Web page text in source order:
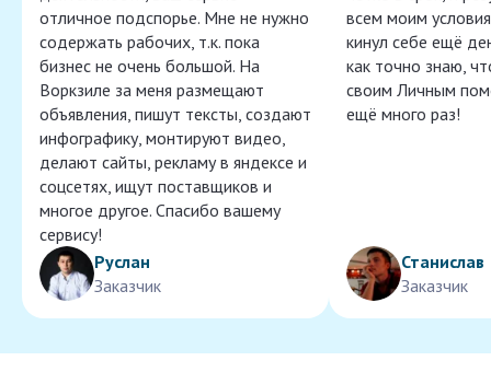
отличное подспорье. Мне не нужно
содержать рабочих, т.к. пока
бизнес не очень большой. На
Воркзиле за меня размещают
объявления, пишут тексты, создают
инфографику, монтируют видео,
делают сайты, рекламу в яндексе и
соцсетях, ищут поставщиков и
многое другое. Спасибо вашему
сервису!
Руслан
Заказчик
всем моим
кинул себе ещё
как точно знаю,
своим Личным
ещё много раз!
Станислав
Заказчик